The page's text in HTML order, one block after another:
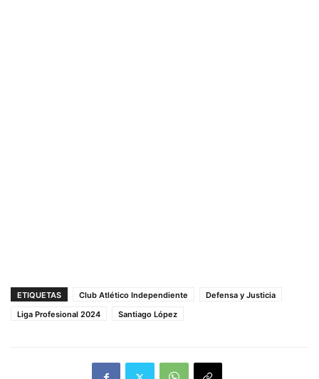
ETIQUETAS Club Atlético Independiente
Defensa y Justicia
Liga Profesional 2024
Santiago López